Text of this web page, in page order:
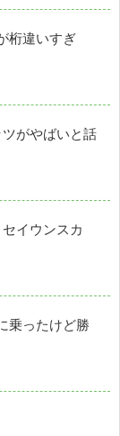
桁違いすぎ
がやばいと話
イウンスカ
乗ったけど勝